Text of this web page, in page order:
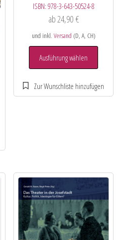
ISBN: 978-3-643-50524-8
ab 24,90 €
und inkl. Versand (D, A, CH)
Ausführung wählen